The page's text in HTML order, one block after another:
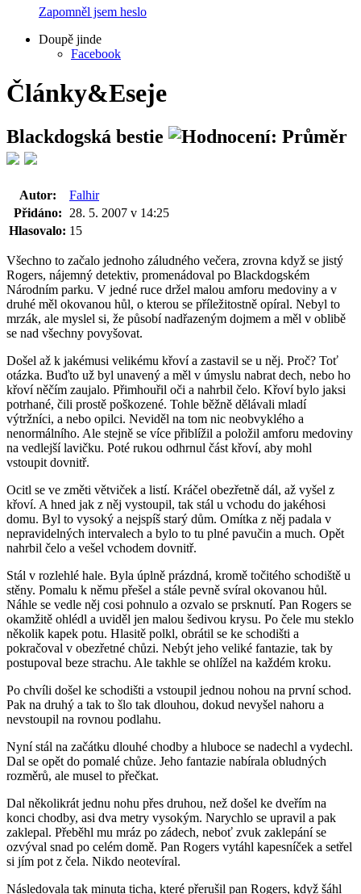
Zapomněl jsem heslo
Doupě jinde
Facebook
Články&Eseje
Blackdogská bestie
Autor:
Falhir
Přidáno:
28. 5. 2007 v 14:25
Hlasovalo: 15
Všechno to začalo jednoho záludného večera, zrovna když se jistý
Rogers, nájemný detektiv, promenádoval po Blackdogském
Národním parku. V jedné ruce držel malou amforu medoviny a v
druhé měl okovanou hůl, o kterou se příležitostně opíral. Nebyl to
mrzák, ale myslel si, že působí nadřazeným dojmem a měl v oblibě
se nad všechny povyšovat.
Došel až k jakémusi velikému křoví a zastavil se u něj. Proč? Toť
otázka. Buďto už byl unavený a měl v úmyslu nabrat dech, nebo ho
křoví něčím zaujalo. Přimhouřil oči a nahrbil čelo. Křoví bylo jaksi
potrhané, čili prostě poškozené. Tohle běžně dělávali mladí
výtržníci, a nebo opilci. Neviděl na tom nic neobvyklého a
nenormálního. Ale stejně se více přiblížil a položil amforu medoviny
na vedlejší lavičku. Poté rukou odhrnul část křoví, aby mohl
vstoupit dovnitř.
Ocitl se ve změti větviček a listí. Kráčel obezřetně dál, až vyšel z
křoví. A hned jak z něj vystoupil, tak stál u vchodu do jakéhosi
domu. Byl to vysoký a nejspíš starý dům. Omítka z něj padala v
nepravidelných intervalech a bylo to tu plné pavučin a much. Opět
nahrbil čelo a vešel vchodem dovnitř.
Stál v rozlehlé hale. Byla úplně prázdná, kromě točitého schodiště u
stěny. Pomalu k němu přešel a stále pevně svíral okovanou hůl.
Náhle se vedle něj cosi pohnulo a ozvalo se prsknutí. Pan Rogers se
okamžitě ohlédl a uviděl jen malou šedivou krysu. Po čele mu steklo
několik kapek potu. Hlasitě polkl, obrátil se ke schodišti a
pokračoval v obezřetné chůzi. Nebýt jeho veliké fantazie, tak by
postupoval beze strachu. Ale takhle se ohlížel na každém kroku.
Po chvíli došel ke schodišti a vstoupil jednou nohou na první schod.
Pak na druhý a tak to šlo tak dlouhou, dokud nevyšel nahoru a
nevstoupil na rovnou podlahu.
Nyní stál na začátku dlouhé chodby a hluboce se nadechl a vydechl.
Dal se opět do pomalé chůze. Jeho fantazie nabírala obludných
rozměrů, ale musel to přečkat.
Dal několikrát jednu nohu přes druhou, než došel ke dveřím na
konci chodby, asi dva metry vysokým. Narychlo se upravil a pak
zaklepal. Přeběhl mu mráz po zádech, neboť zvuk zaklepání se
ozvýval snad po celém domě. Pan Rogers vytáhl kapesníček a setřel
si jím pot z čela. Nikdo neotevíral.
Následovala tak minuta ticha, které přerušil pan Rogers, když šáhl